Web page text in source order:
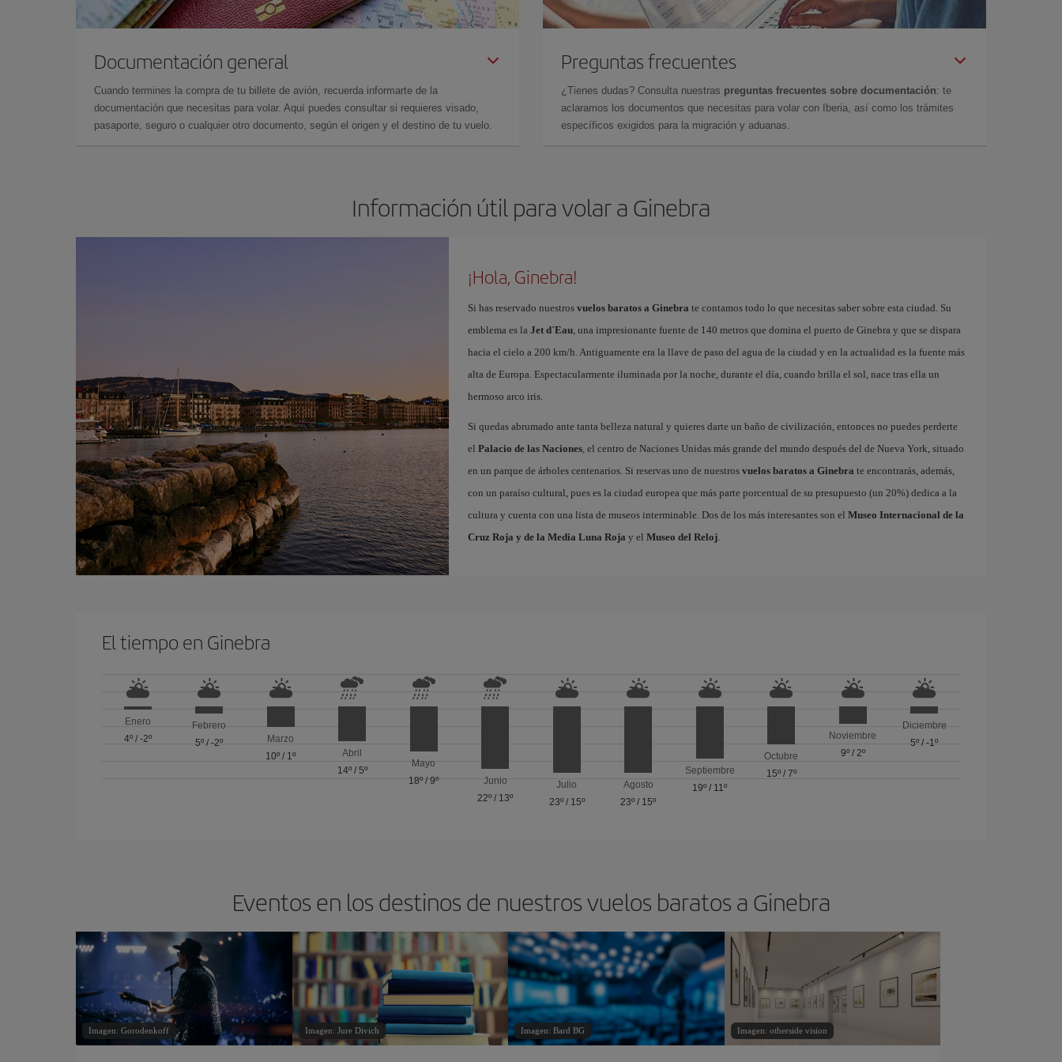
Documentación general
Cuando termines la compra de tu billete de avión, recuerda informarte de la
documentación que necesitas para volar. Aquí puedes consultar si requieres visado,
pasaporte, seguro o cualquier otro documento, según el origen y el destino de tu vuelo.
Preguntas frecuentes
¿Tienes dudas? Consulta nuestras preguntas frecuentes sobre documentación: te
aclaramos los documentos que necesitas para volar con Iberia, así como los trámites
específicos exigidos para la migración y aduanas.
Información útil para volar a Ginebra
¡Hola, Ginebra!
Si has reservado nuestros vuelos baratos a Ginebra te contamos todo lo que necesitas saber sobre esta ciudad. Su
emblema es la Jet d´Eau, una impresionante fuente de 140 metros que domina el puerto de Ginebra y que se dispara
hacia el cielo a 200 km/h. Antiguamente era la llave de paso del agua de la ciudad y en la actualidad es la fuente más
alta de Europa. Espectacularmente iluminada por la noche, durante el día, cuando brilla el sol, nace tras ella un
hermoso arco iris.
Si quedas abrumado ante tanta belleza natural y quieres darte un baño de civilización, entonces no puedes perderte
el Palacio de las Naciones, el centro de Naciones Unidas más grande del mundo después del de Nueva York, situado
en un parque de árboles centenarios. Si reservas uno de nuestros vuelos baratos a Ginebra te encontrarás, además,
con un paraíso cultural, pues es la ciudad europea que más parte porcentual de su presupuesto (un 20%) dedica a la
cultura y cuenta con una lista de museos interminable. Dos de los más interesantes son el Museo Internacional de la
Cruz Roja y de la Media Luna Roja y el Museo del Reloj.
El tiempo en Ginebra
Enero
4º/ -2º
Febrero
5º /-2º
Marzo
10º / 1º
Abril
14º/ 5º
Mayo
18º/9º
Junio
22º / 13º
Julio
23º/ 15º
Agosto
23º / 15º
Septiembre
19º / 11º
Octubre
15º/ 7º
Noviembre
9º/ 2º
Diciembre
5º /-1º
Eventos en los destinos de nuestros vuelos baratos a Ginebra
Imagen: Gorodenkoff Imagen: Jure Divich Imagen: Bard BG Imagen: otherside vision